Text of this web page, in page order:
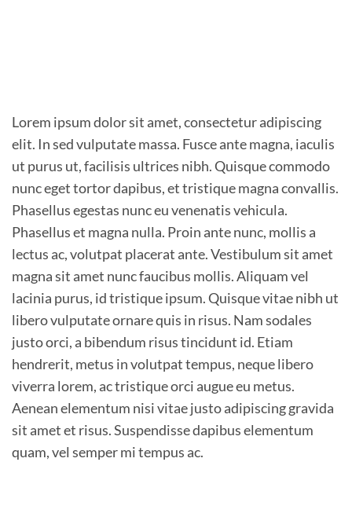
Lorem ipsum dolor sit amet, consectetur adipiscing
elit. In sed vulputate massa. Fusce ante magna, iaculis
ut purus ut, facilisis ultrices nibh. Quisque commodo
nunc eget tortor dapibus, et tristique magna convallis.
Phasellus egestas nunc eu venenatis vehicula.
Phasellus et magna nulla. Proin ante nunc, mollis a
lectus ac, volutpat placerat ante. Vestibulum sit amet
magna sit amet nunc faucibus mollis. Aliquam vel
lacinia purus, id tristique ipsum. Quisque vitae nibh ut
libero vulputate ornare quis in risus. Nam sodales
justo orci, a bibendum risus tincidunt id. Etiam
hendrerit, metus in volutpat tempus, neque libero
viverra lorem, ac tristique orci augue eu metus.
Aenean elementum nisi vitae justo adipiscing gravida
sit amet et risus. Suspendisse dapibus elementum
quam, vel semper mi tempus ac.